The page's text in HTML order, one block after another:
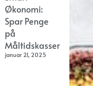
Økonomi:
Spar Penge
på
Måltidskasser
januar 21, 2025